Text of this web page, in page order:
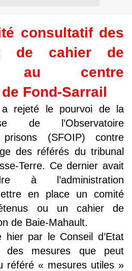
consultatif des
de cahier de
au centre
Fond-Sarrail
a rejeté le pourvoi de la
de l’Observatoire
(SFOIP) contre
des référés du tribunal
Terre. Ce dernier avait
à l’administration
en place un comité
ou un cahier de
de Baie-Mahault.
hier par le Conseil d’Etat
des mesures que peut
référé « mesures utiles »